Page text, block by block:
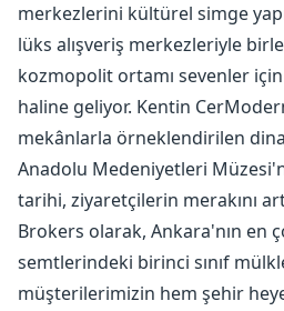
merkezlerini kültürel simge
lüks alışveriş merkezleriyle
kozmopolit ortamı sevenler
haline geliyor. Kentin
mekânlarla örneklendirilen
Anadolu Medeniyetleri
tarihi, ziyaretçilerin merakını
Brokers olarak, Ankara'nın en
semtlerindeki birinci sınıf
müşterilerimizin hem şehir